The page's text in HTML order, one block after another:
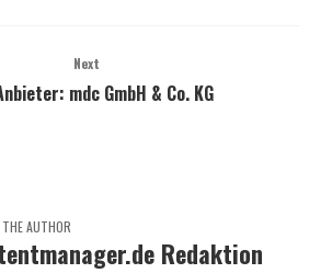
Next
mdc GmbH & Co. KG
AUTHOR
Redaktion